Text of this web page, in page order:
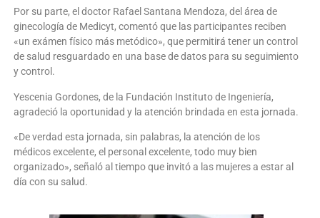
Por su parte, el doctor Rafael Santana Mendoza, del área de
ginecología de Medicyt, comentó que las participantes reciben
«un exámen físico más metódico», que permitirá tener un control
de salud resguardado en una base de datos para su seguimiento
y control.
Yescenia Gordones, de la Fundación Instituto de Ingeniería,
agradeció la oportunidad y la atención brindada en esta jornada.
«De verdad esta jornada, sin palabras, la atención de los
médicos excelente, el personal excelente, todo muy bien
organizado», señaló al tiempo que invitó a las mujeres a estar al
día con su salud.